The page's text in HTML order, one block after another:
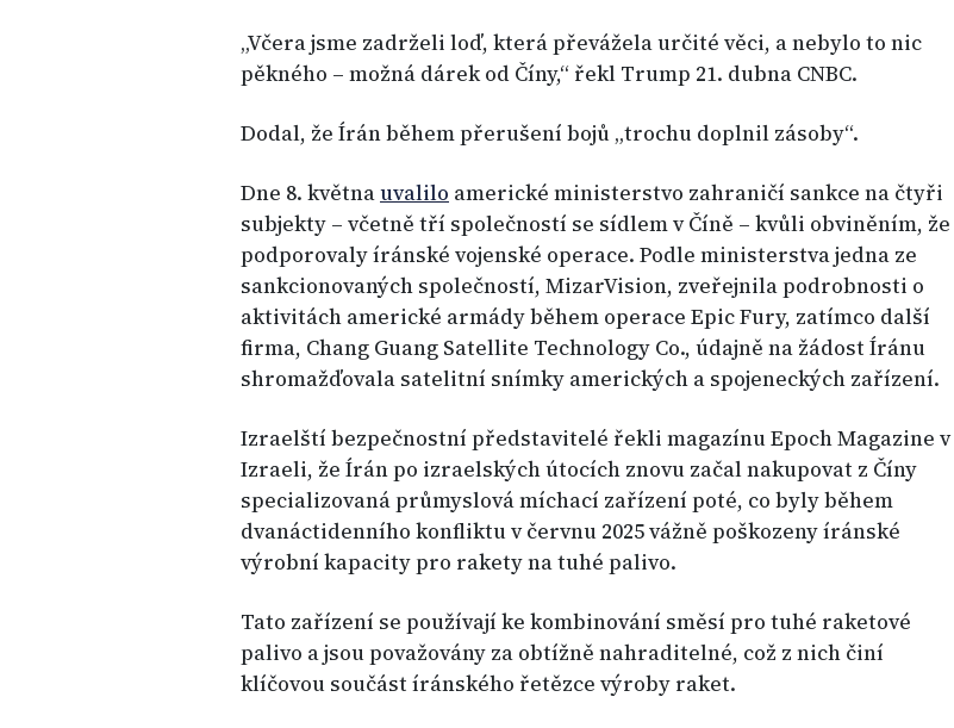
„Včera jsme zadrželi loď, která převážela určité věci, a nebylo to nic
pěkného – možná dárek od Číny,“ řekl Trump 21. dubna CNBC.
Dodal, že Írán během přerušení bojů „trochu doplnil zásoby“.
Dne 8. květnauvalilo americké ministerstvo zahraničí sankce na čtyři
subjekty – včetně tří společností se sídlem v Číně – kvůli obviněním, že
podporovaly íránské vojenské operace. Podle ministerstva jedna ze
sankcionovaných společností, MizarVision, zveřejnila podrobnosti o
aktivitách americké armády během operace Epic Fury, zatímco další
firma, Chang Guang Satellite Technology Co., údajně na žádost Íránu
shromažďovala satelitní snímky amerických a spojeneckých zařízení.
Izraelští bezpečnostní představitelé řekli magazínu Epoch Magazine v
Izraeli, že Írán po izraelských útocích znovu začal nakupovat z Číny
specializovaná průmyslová míchací zařízení poté, co byly během
dvanáctidenního konfliktu v červnu 2025 vážně poškozeny íránské
výrobní kapacity pro rakety na tuhé palivo.
Tato zařízení se používají ke kombinování směsí pro tuhé raketové
palivo a jsou považovány za obtížně nahraditelné, což z nich činí
klíčovou součást íránského řetězce výroby raket.